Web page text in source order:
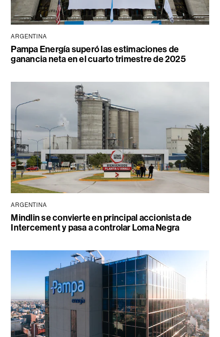
ARGENTINA
Pampa Energía superó las estimaciones de
ganancia neta en el cuarto trimestre de 2025
ARGENTINA
Mindlin se convierte en principal accionista de
Intercement y pasa a controlar Loma Negra